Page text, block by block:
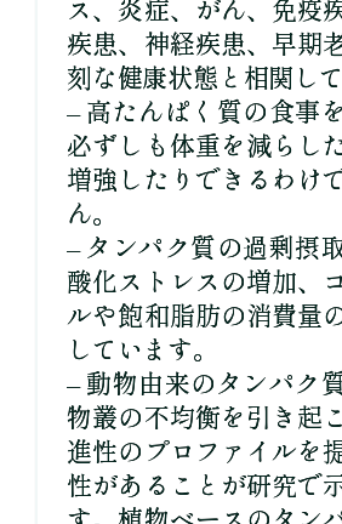
ス、炎症、がん、免疫
疾患、神経疾患、早期
刻な健康状態と相関して
– 高たんぱく質の食事
必ずしも体重を減らし
増強したりできるわけ
ん。
– タンパク質の過剰摂
酸化ストレスの増加、
ルや飽和脂肪の消費量
しています。
– 動物由来のタンパク
物叢の不均衡を引き起
進性のプロファイルを
性があることが研究で